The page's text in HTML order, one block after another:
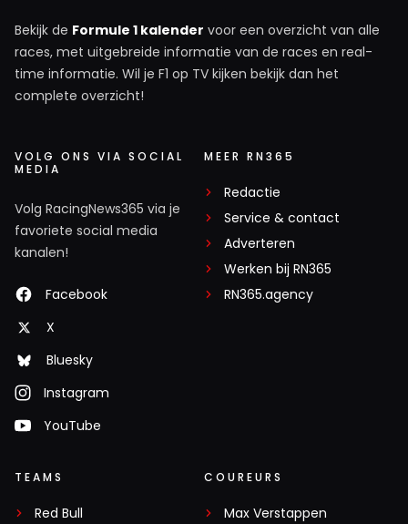
Bekijk de Formule 1 kalender voor een overzicht van alle
races, met uitgebreide informatie van de races en real-
time informatie. Wil je F1 op TV kijken bekijk dan het
complete overzicht!
VOLG ONS VIA SOCIAL
MEDIA
Volg RacingNews365 via je
favoriete social media
kanalen!
Facebook
X
Bluesky
Instagram
YouTube
MEER RN365
Redactie
Service & contact
Adverteren
Werken bij RN365
RN365.agency
TEAMS
Red Bull
COUREURS
Max Verstappen